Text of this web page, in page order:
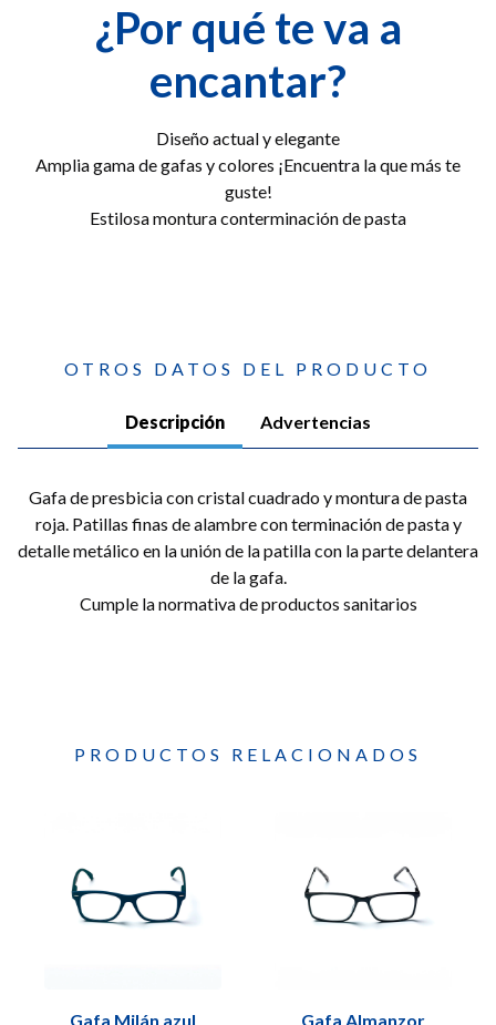
¿Por qué te va a
encantar?
Diseño actual y elegante
Amplia gama de gafas y colores ¡Encuentra la que más te
guste!
Estilosa montura conterminación de pasta
OTROS DATOS DEL PRODUCTO
Descripción Advertencias
Gafa de presbicia con cristal cuadrado y montura de pasta
roja. Patillas finas de alambre con terminación de pasta y
detalle metálico en la unión de la patilla con la parte delantera
de la gafa.
Cumple la normativa de productos sanitarios
PRODUCTOS RELACIONADOS
Gafa Milán azul Gafa Almanzor